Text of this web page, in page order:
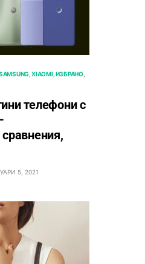
XIAOMI ИЗБРАНО
телефони с
5, 2021